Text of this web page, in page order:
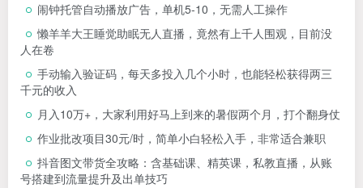
闹钟托管自动播放广告，单机5-10，无需人工操作
懒羊羊大王睡觉助眠无人直播，竟然有上千人围观，目前没
人在卷
手动输入验证码，每天多投入几个小时，也能轻松获得两三
千元的收入
月入10万+，大家利用好马上到来的暑假两个月，打个翻身仗
作业批改项目30元/时，简单小白轻松入手，非常适合兼职
抖音图文带货全攻略：含基础课、精英课，私教直播，从账
号搭建到流量提升及出单技巧